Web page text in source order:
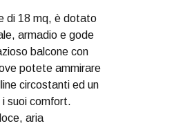
di 18 mq, è dotato
armadio e gode
balcone con
potete ammirare
circostanti ed un
suoi comfort.
aria